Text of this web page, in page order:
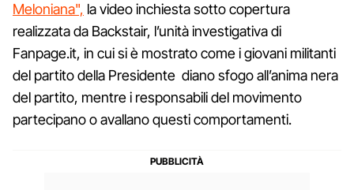
Meloniana", la video inchiesta sotto copertura
realizzata da Backstair, l’unità investigativa di
Fanpage.it, in cui si è mostrato come i giovani militanti
del partito della Presidente diano sfogo all’anima nera
del partito, mentre i responsabili del movimento
partecipano o avallano questi comportamenti.